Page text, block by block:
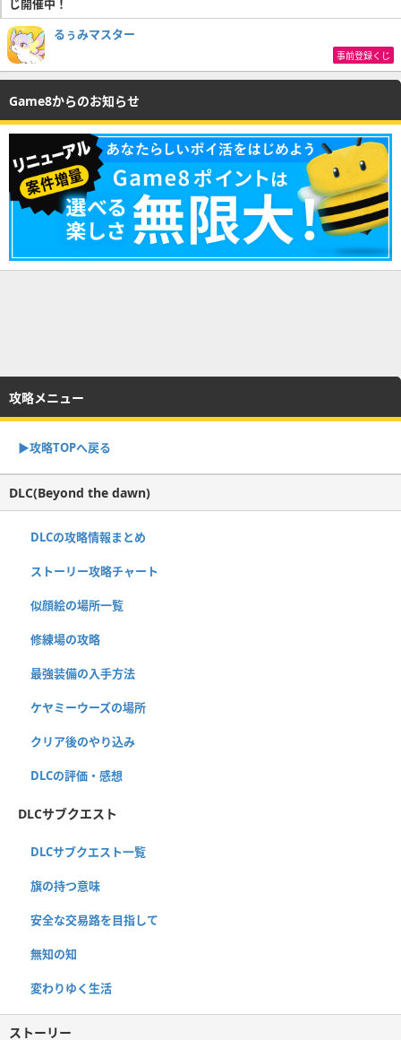
じ開催中！
るぅみマスター
事前登録くじ
Game8からのお知らせ
攻略メニュー
▶︎攻略TOPへ戻る
DLC(Beyond the dawn)
DLCの攻略情報まとめ
ストーリー攻略チャート
似顔絵の場所一覧
修練場の攻略
最強装備の入手方法
ケヤミーウーズの場所
クリア後のやり込み
DLCの評価・感想
DLCサブクエスト
DLCサブクエスト一覧
旗の持つ意味
安全な交易路を目指して
無知の知
変わりゆく生活
ストーリー